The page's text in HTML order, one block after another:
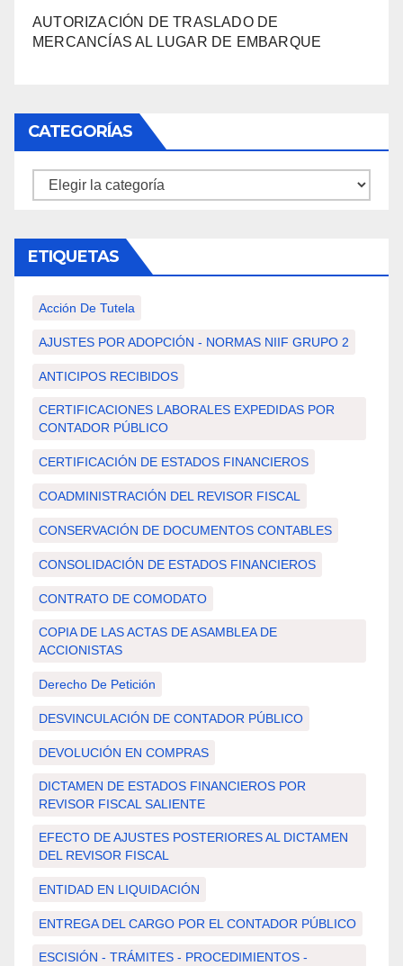
AUTORIZACIÓN DE TRASLADO DE
MERCANCÍAS AL LUGAR DE EMBARQUE
CATEGORÍAS
Categorías
ETIQUETAS
Acción De Tutela
AJUSTES POR ADOPCIÓN - NORMAS NIIF GRUPO 2
ANTICIPOS RECIBIDOS
CERTIFICACIONES LABORALES EXPEDIDAS POR
CONTADOR PÚBLICO
CERTIFICACIÓN DE ESTADOS FINANCIEROS
COADMINISTRACIÓN DEL REVISOR FISCAL
CONSERVACIÓN DE DOCUMENTOS CONTABLES
CONSOLIDACIÓN DE ESTADOS FINANCIEROS
CONTRATO DE COMODATO
COPIA DE LAS ACTAS DE ASAMBLEA DE
ACCIONISTAS
Derecho De Petición
DESVINCULACIÓN DE CONTADOR PÚBLICO
DEVOLUCIÓN EN COMPRAS
DICTAMEN DE ESTADOS FINANCIEROS POR
REVISOR FISCAL SALIENTE
EFECTO DE AJUSTES POSTERIORES AL DICTAMEN
DEL REVISOR FISCAL
ENTIDAD EN LIQUIDACIÓN
ENTREGA DEL CARGO POR EL CONTADOR PÚBLICO
ESCISIÓN - TRÁMITES - PROCEDIMIENTOS -